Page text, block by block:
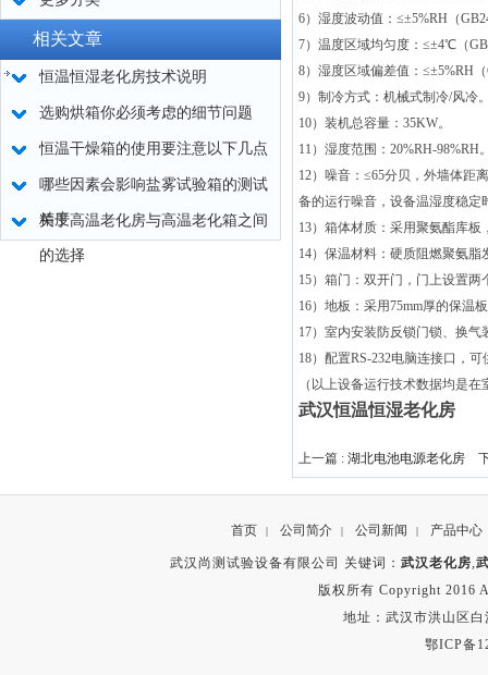
相关文章
恒温恒湿老化房技术说明
选购烘箱你必须考虑的细节问题
恒温干燥箱的使用要注意以下几点
哪些因素会影响盐雾试验箱的测试
精度
关于高温老化房与高温老化箱之间
的选择
6）湿度波动值：≤±5%RH（
7）温度区域均匀度：≤±4℃（
8）湿度区域偏差值：≤±5%RH
9）制冷方式：机械式制冷/风冷
10）装机总容量：35KW。
11）湿度范围：20%RH-98%RH
12）噪音：≤65分贝，外墙体距
备的运行噪音，设备温湿度稳定
13）箱体材质：采用聚氨酯库板
14）保温材料：硬质阻燃聚氨脂
15）箱门：双开门，门上设置两
16）地板：采用75mm厚的保温
17）室内安装防反锁门锁、换
18）配置RS-232电脑连接口，
（以上设备运行技术数据均是
武汉恒温恒湿老化房
上一篇 : 湖北电池电源老化房
首页 | 公司简介 | 公司新闻 | 产品中心
武汉尚测试验设备有限公司 关键词：武汉老化房,
版权所有 Copyright 2016
地址：武汉市洪山区
鄂ICP备